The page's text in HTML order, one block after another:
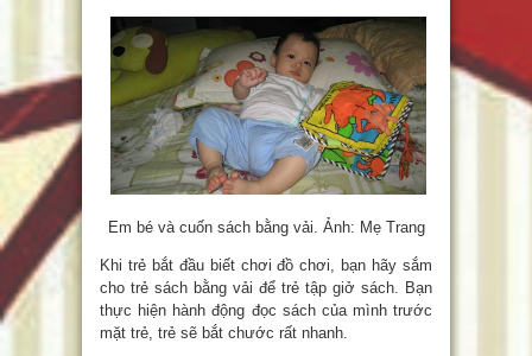
Em bé và cuốn sách bằng vải. Ảnh: Mẹ Trang
Khi trẻ bắt đầu biết chơi đồ chơi, bạn hãy sắm
cho trẻ sách bằng vải để trẻ tập giở sách. Bạn
thực hiện hành động đọc sách của mình trước
mặt trẻ, trẻ sẽ bắt chước rất nhanh.